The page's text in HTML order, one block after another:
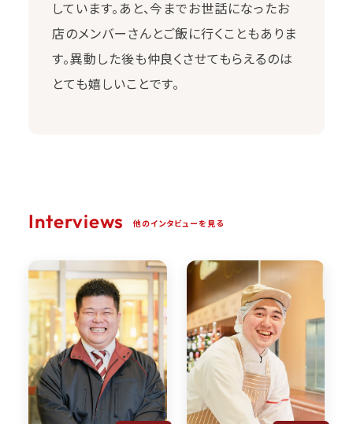
しています。あと、今までお世話になったお
店のメンバーさんとご飯に行くこともありま
す。異動した後も仲良くさせてもらえるのは
とても嬉しいことです。
Interviews 他のインタビューを見る